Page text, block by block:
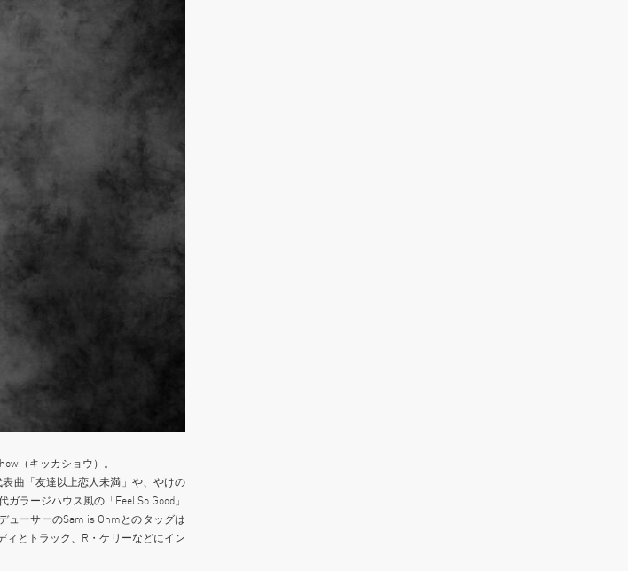
（キッカショウ）。
曲「友達以上恋人未満」や、やけの
ラージハウス風の「Feel So Good」
ューサーのSam is Ohmとのタッグは
とトラック、R・ケリーなどにイン